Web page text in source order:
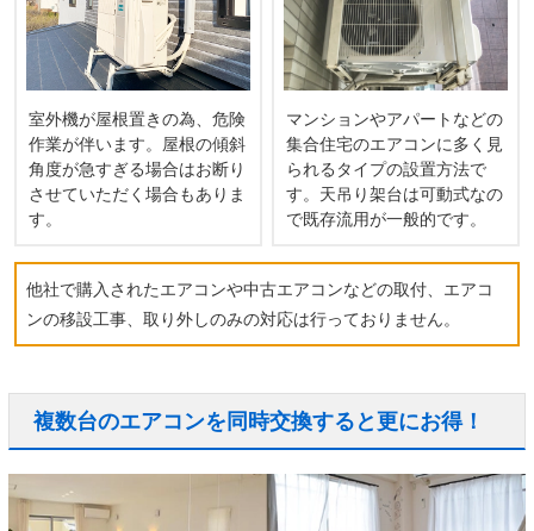
室外機が屋根置きの為、危険
作業が伴います。屋根の傾斜
角度が急すぎる場合はお断り
させていただく場合もありま
す。
マンションやアパートなどの
集合住宅のエアコンに多く見
られるタイプの設置方法で
す。天吊り架台は可動式なの
で既存流用が一般的です。
他社で購入されたエアコンや中古エアコンなどの取付、エアコ
ンの移設工事、取り外しのみの対応は行っておりません。
複数台のエアコンを同時交換すると更にお得！